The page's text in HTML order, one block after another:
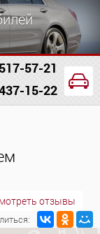
57-21
15-22
отзывы